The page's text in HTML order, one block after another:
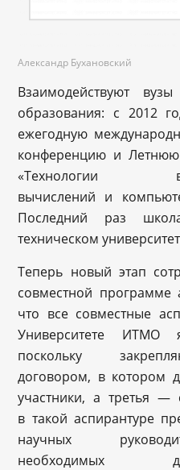
Александр Бухановский
Взаимодействуют
образования: с 2012
ежегодную
конференцию и
«Технологии
вычислений и
Последний раз
техническом
Теперь новый этап
совместной
что все совместные
Университете ИТМО
поскольку
договором, в котором
участники, а третья —
в такой аспирантуре
научных
необходимых